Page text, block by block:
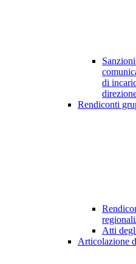
di
Rendiconti
Atti
Articolazione